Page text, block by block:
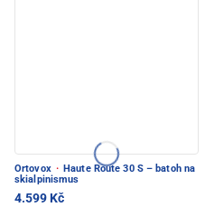
Ortovox · Haute Route 30 S – batoh na
skialpinismus
4.599 Kč